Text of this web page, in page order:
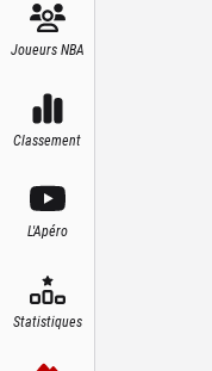
Joueurs NBA
Classement
L'Apéro
Statistiques